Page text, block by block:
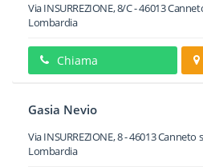
Via INSURREZIONE, 8/C-46013
Lombardia
Chiama
Gasia Nevio
Via INSURREZIONE, 8-46013Canneto
Lombardia